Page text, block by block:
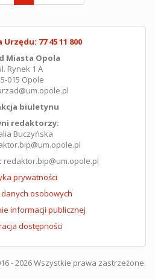
77 45 11 800
Miasta Opola
Rynek 1 A
015 Opole
biuletynu
redaktorzy:
Buczyńska
redaktor.bip@um.opole.pl
prywatności
osobowych
informacji publicznej
dostępności
- 2026 Wszystkie prawa zastrzeżone.